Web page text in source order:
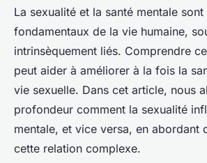
Sandro•7 novembre 2024•6 min de
La sexualité et la santé mentale
fondamentaux de la vie humaine,
intrinsèquement liés. Comprendre
peut aider à améliorer à la fois la
vie sexuelle. Dans cet article, nous
profondeur comment la sexualité
mentale, et vice versa, en abordant
cette relation complexe.